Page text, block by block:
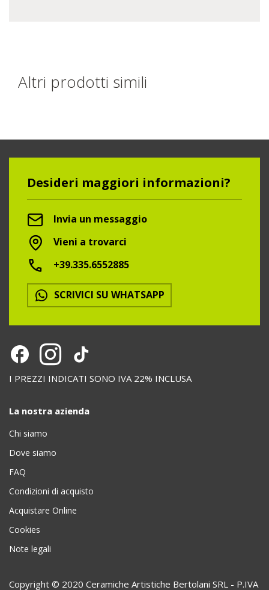
Altri prodotti simili
Desideri maggiori informazioni?
Invia un messaggio
Vieni a trovarci
+39.335.6552885
SCRIVICI SU WHATSAPP
I PREZZI INDICATI SONO IVA 22% INCLUSA
La nostra azienda
Chi siamo
Dove siamo
FAQ
Condizioni di acquisto
Acquistare Online
Cookies
Note legali
Copyright © 2020 Ceramiche Artistiche Bertolani SRL - P.IVA